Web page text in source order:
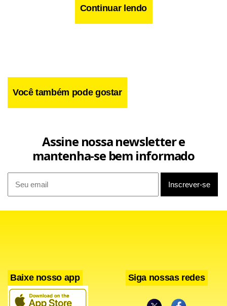
Dados recentes de fora
O presidente do Banco Central disse ainda que os últimos
Continuar lendo
Você também pode gostar
Assine nossa newsletter e
mantenha-se bem informado
Baixe nosso app Siga nossas redes